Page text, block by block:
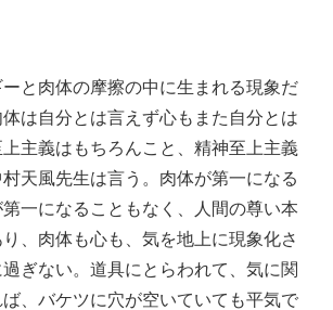
と肉体の摩擦の中に生まれる現象だ
は自分とは言えず心もまた自分とは
主義はもちろんこと、精神至上主義
天風先生は言う。肉体が第一になる
一になることもなく、人間の尊い本
、肉体も心も、気を地上に現象化さ
ぎない。道具にとらわれて、気に関
、バケツに穴が空いていても平気で